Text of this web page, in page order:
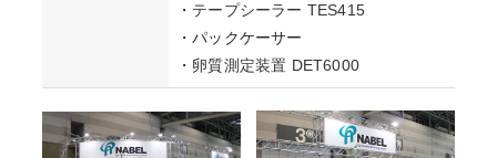
・ テープシーラー TES415
・パックケーサー
・ 卵質測定装置 DET6000